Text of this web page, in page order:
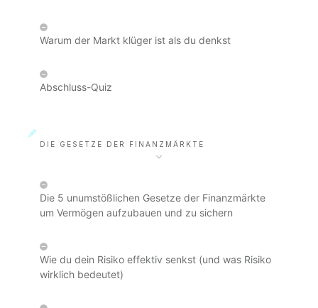
Warum der Markt klüger ist als du denkst
Abschluss-Quiz
DIE GESETZE DER FINANZMÄRKTE
Die 5 unumstößlichen Gesetze der Finanzmärkte
um Vermögen aufzubauen und zu sichern
Wie du dein Risiko effektiv senkst (und was Risiko
wirklich bedeutet)